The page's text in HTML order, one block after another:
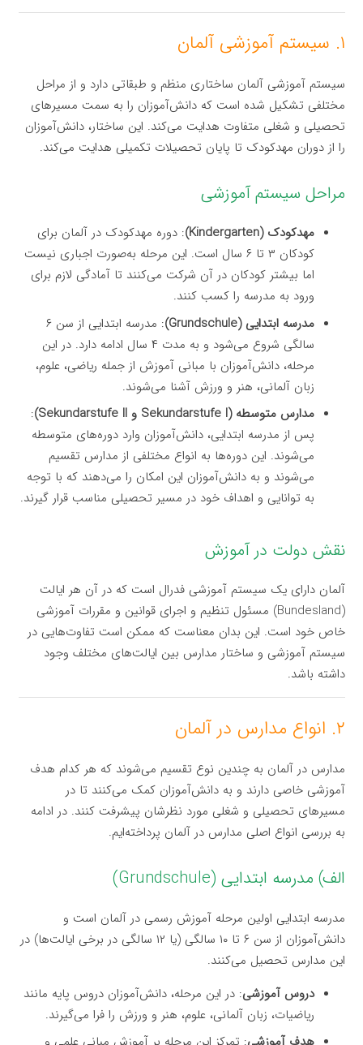
۱. سیستم آموزشی آلمان
سیستم آموزشی آلمان ساختاری منظم و طبقاتی دارد و از مراحل
مختلفی تشکیل شده است که دانش‌آموزان را به سمت مسیرهای
تحصیلی و شغلی متفاوت هدایت می‌کند. این ساختار، دانش‌آموزان
را از دوران مهدکودک تا پایان تحصیلات تکمیلی هدایت می‌کند.
مراحل سیستم آموزشی
مهدکودک (Kindergarten)
: دوره مهدکودک در آلمان برای
کودکان ۳ تا ۶ سال است. این مرحله به‌صورت اجباری نیست
اما بیشتر کودکان در آن شرکت می‌کنند تا آمادگی لازم برای
ورود به مدرسه را کسب کنند.
مدرسه ابتدایی (Grundschule)
: مدرسه ابتدایی از سن ۶
سالگی شروع می‌شود و به مدت ۴ سال ادامه دارد. در این
مرحله، دانش‌آموزان با مبانی آموزش از جمله ریاضی، علوم،
زبان آلمانی، هنر و ورزش آشنا می‌شوند.
مدارس متوسطه (Sekundarstufe I و Sekundarstufe II)
:
پس از مدرسه ابتدایی، دانش‌آموزان وارد دوره‌های متوسطه
می‌شوند. این دوره‌ها به انواع مختلفی از مدارس تقسیم
می‌شوند و به دانش‌آموزان این امکان را می‌دهند که با توجه
به توانایی و اهداف خود در مسیر تحصیلی مناسب قرار گیرند.
نقش دولت در آموزش
آلمان دارای یک سیستم آموزشی فدرال است که در آن هر ایالت
(Bundesland) مسئول تنظیم و اجرای قوانین و مقررات آموزشی
خاص خود است. این بدان معناست که ممکن است تفاوت‌هایی در
سیستم آموزشی و ساختار مدارس بین ایالت‌های مختلف وجود
داشته باشد.
۲. انواع مدارس در آلمان
مدارس در آلمان به چندین نوع تقسیم می‌شوند که هر کدام هدف
آموزشی خاصی دارند و به دانش‌آموزان کمک می‌کنند تا در
مسیرهای تحصیلی و شغلی مورد نظرشان پیشرفت کنند. در ادامه
به بررسی انواع اصلی مدارس در آلمان پرداخته‌ایم.
الف) مدرسه ابتدایی (Grundschule)
مدرسه ابتدایی اولین مرحله آموزش رسمی در آلمان است و
دانش‌آموزان از سن ۶ تا ۱۰ سالگی (یا ۱۲ سالگی در برخی ایالت‌ها) در
این مدارس تحصیل می‌کنند.
دروس آموزشی: در این مرحله، دانش‌آموزان دروس پایه مانند
ریاضیات، زبان آلمانی، علوم، هنر و ورزش را فرا می‌گیرند.